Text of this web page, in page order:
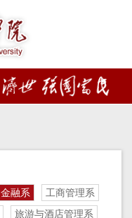
金融系
工商管理系
旅游与酒店管理系